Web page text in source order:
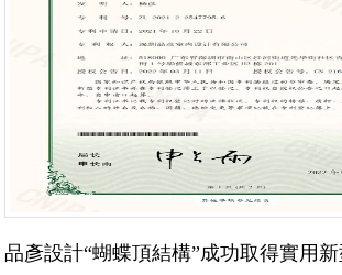
品彥設計“蝴蝶頂結構”成功取得實用